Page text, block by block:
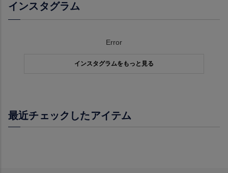
インスタグラム
Error
インスタグラムをもっと見る
最近チェックしたアイテム